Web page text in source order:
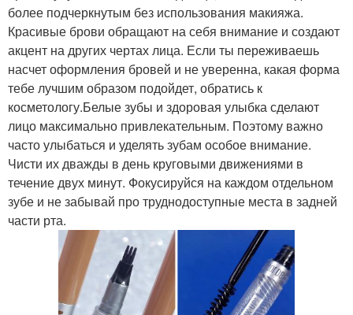
более подчеркнутым без использования макияжа.
Красивые брови обращают на себя внимание и создают
акцент на других чертах лица. Если ты переживаешь
насчет оформления бровей и не уверенна, какая форма
тебе лучшим образом подойдет, обратись к
косметологу.Белые зубы и здоровая улыбка сделают
лицо максимально привлекательным. Поэтому важно
часто улыбаться и уделять зубам особое внимание.
Чисти их дважды в день круговыми движениями в
течение двух минут. Фокусируйся на каждом отдельном
зубе и не забывай про труднодоступные места в задней
части рта.